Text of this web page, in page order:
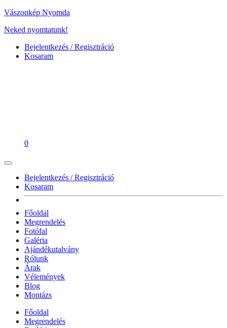
Vászonkép Nyomda
Neked nyomtatunk!
Bejelentkezés / Regisztráció
Kosaram
0
Bejelentkezés / Regisztráció
Kosaram
Főoldal
Megrendelés
Fotófal
Galéria
Ajándékutalvány
Rólunk
Árak
Vélemények
Blog
Montázs
Főoldal
Megrendelés